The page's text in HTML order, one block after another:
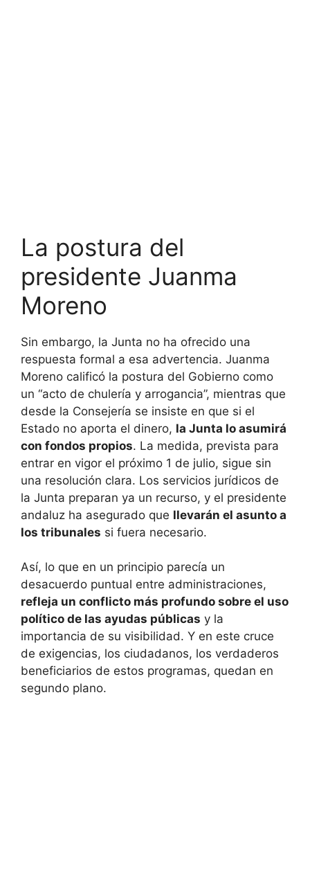
La postura del
presidente Juanma
Moreno
Sin embargo, la Junta no ha ofrecido una
respuesta formal a esa advertencia. Juanma
Moreno calificó la postura del Gobierno como
un “acto de chulería y arrogancia”, mientras que
desde la Consejería se insiste en que si el
Estado no aporta el dinero, la Junta lo asumirá
con fondos propios. La medida, prevista para
entrar en vigor el próximo 1 de julio, sigue sin
una resolución clara. Los servicios jurídicos de
la Junta preparan ya un recurso, y el presidente
andaluz ha asegurado que llevarán el asunto a
los tribunales si fuera necesario.
Así, lo que en un principio parecía un
desacuerdo puntual entre administraciones,
refleja un conflicto más profundo sobre el uso
político de las ayudas públicas y la
importancia de su visibilidad. Y en este cruce
de exigencias, los ciudadanos, los verdaderos
beneficiarios de estos programas, quedan en
segundo plano.